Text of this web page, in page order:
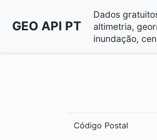
GEO API PT
Dados
altimetria,
inundação,
Código Postal